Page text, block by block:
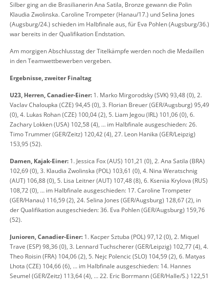
Silber ging an die Brasilianerin Ana Satila, Bronze gewann die Polin
Klaudia Zwolinska. Caroline Trompeter (Hanau/17.) und Selina Jones
(Augsburg/24.) schieden im Halbfinale aus, für Eva Pohlen (Augsburg/36.)
war bereits in der Qualifikation Endstation.
Am morgigen Abschlusstag der Titelkämpfe werden noch die Medaillen
in den Teamwettbewerben vergeben.
Ergebnisse, zweiter Finaltag
U23, Herren, Canadier-Einer: 1. Marko Mirgorodsky (SVK) 93,48 (0), 2.
Vaclav Chaloupka (CZE) 94,45 (0), 3. Florian Breuer (GER/Augsburg) 95,49
(0), 4. Lukas Rohan (CZE) 100,04 (2), 5. Liam Jegou (IRL) 101,06 (0), 6.
Zachary Lokken (USA) 102,58 (4), … im Halbfinale ausgeschieden: 26.
Timo Trummer (GER/Zeitz) 120,42 (4), 27. Leon Hanika (GER/Leipzig)
153,95 (52).
Damen, Kajak-Einer: 1. Jessica Fox (AUS) 101,21 (0), 2. Ana Satila (BRA)
102,69 (0), 3. Klaudia Zwolinska (POL) 103,61 (0), 4. Nina Weratschnig
(AUT) 106,88 (0), 5. Lisa Leitner (AUT) 107,48 (8), 6. Kseniia Krylova (RUS)
108,72 (0), … im Halbfinale ausgeschieden: 17. Caroline Trompeter
(GER/Hanau) 116,59 (2), 24. Selina Jones (GER/Augsburg) 128,67 (2), in
der Qualifikation ausgeschieden: 36. Eva Pohlen (GER/Augsburg) 159,76
(52).
Junioren, Canadier-Einer: 1. Kacper Sztuba (POL) 97,12 (0), 2. Miquel
Trave (ESP) 98,36 (0), 3. Lennard Tuchscherer (GER/Leipzig) 102,77 (4), 4.
Theo Roisin (FRA) 104,06 (2), 5. Nejc Polencic (SLO) 104,59 (2), 6. Matyas
Lhota (CZE) 104,66 (6), … im Halbfinale ausgeschieden: 14. Hannes
Seumel (GER/Zeitz) 113,64 (4), … 22. Eric Borrmann (GER/Halle/S.) 122,51